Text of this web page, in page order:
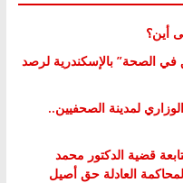
أين؟
الصحة” بالإسكندرية لرصد
لمدينة الصحفيين..
قضية الدكتور محمد
العادلة حق أصيل